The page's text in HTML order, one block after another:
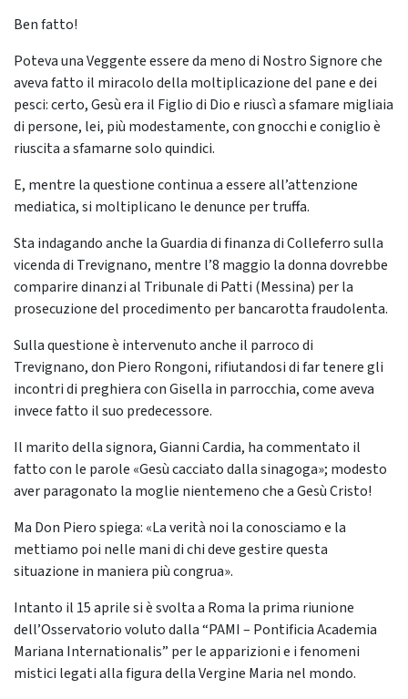
Ben fatto!
Poteva una Veggente essere da meno di Nostro Signore che
aveva fatto il miracolo della moltiplicazione del pane e dei
pesci: certo, Gesù era il Figlio di Dio e riuscì a sfamare migliaia
di persone, lei, più modestamente, con gnocchi e coniglio è
riuscita a sfamarne solo quindici.
E, mentre la questione continua a essere all’attenzione
mediatica, si moltiplicano le denunce per truffa.
Sta indagando anche laGuardia di finanza di Colleferro sulla
vicenda di Trevignano, mentre l’8 maggio la donna dovrebbe
comparire dinanzi al Tribunale di Patti (Messina) per la
prosecuzione del procedimento per bancarotta fraudolenta.
Sulla questione è intervenuto anche il parroco di
Trevignano, don Piero Rongoni, rifiutandosi di far tenere gli
incontri di preghiera con Gisella in parrocchia, come aveva
invece fatto il suo predecessore.
Il marito della signora, Gianni Cardia, ha commentato il
fatto con le parole «Gesù cacciato dalla sinagoga»; modesto
aver paragonato la moglie nientemeno che a Gesù Cristo!
Ma Don Piero spiega: «La verità noi la conosciamo e la
mettiamo poi nelle mani di chi deve gestire questa
situazione in maniera più congrua».
Intanto il 15 aprile si è svolta a Roma la prima riunione
dell’Osservatorio voluto dalla “PAMI – Pontificia Academia
Mariana Internationalis” per le apparizioni e i fenomeni
mistici legati alla figura della Vergine Maria nel mondo.